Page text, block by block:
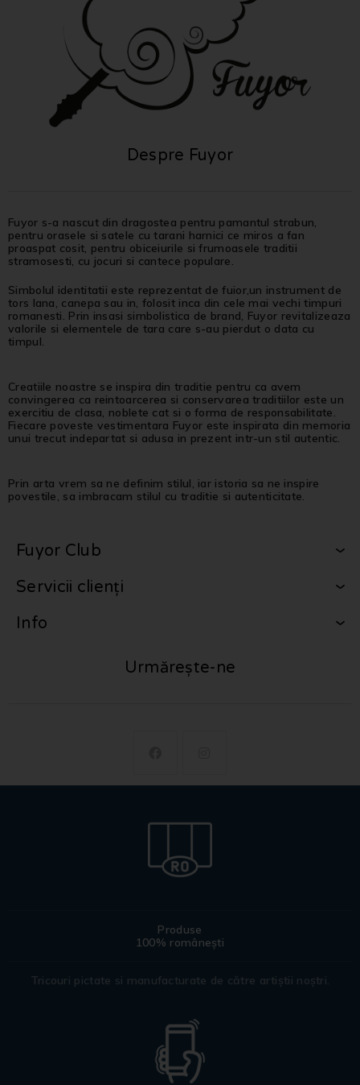
Despre Fuyor
Fuyor s-a nascut din dragostea pentru pamantul strabun,
pentru orasele si satele cu tarani harnici ce miros a fan
proaspat cosit, pentru obiceiurile si frumoasele traditii
stramosesti, cu jocuri si cantece populare.
Simbolul identitatii este reprezentat de fuior,un instrument de
tors lana, canepa sau in, folosit inca din cele mai vechi timpuri
romanesti. Prin insasi simbolistica de brand, Fuyor revitalizeaza
valorile si elementele de tara care s-au pierdut o data cu
timpul.
Creatiile noastre se inspira din traditie pentru ca avem
convingerea ca reintoarcerea si conservarea traditiilor este un
exercitiu de clasa, noblete cat si o forma de responsabilitate.
Fiecare poveste vestimentara Fuyor este inspirata din memoria
unui trecut indepartat si adusa in prezent intr-un stil autentic.
Prin arta vrem sa ne definim stilul, iar istoria sa ne inspire
povestile, sa imbracam stilul cu traditie si autenticitate.
Fuyor Club
Servicii clienți
Info
Urmărește-ne
Produse
100% românești
Tricouri pictate si manufacturate de către artiștii noștri.